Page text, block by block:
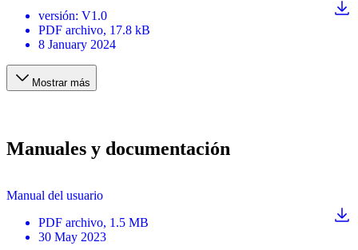
versión: V1.0
PDF archivo, 17.8 kB
8 January 2024
Mostrar más
Manuales y documentación
Manual del usuario
PDF archivo, 1.5 MB
30 May 2023